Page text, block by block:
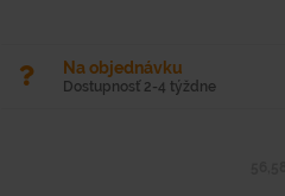
Na objednávku
Dostupnosť 2-4 týždne